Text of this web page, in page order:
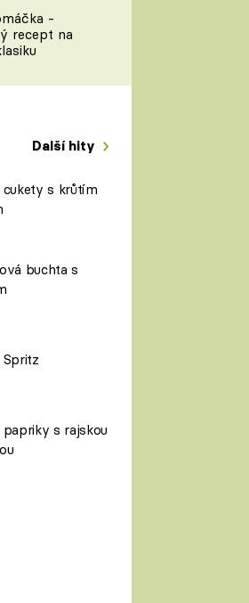
nás
-
recept na
Další hity
cukety s krůtím
buchta s
papriky s rajskou